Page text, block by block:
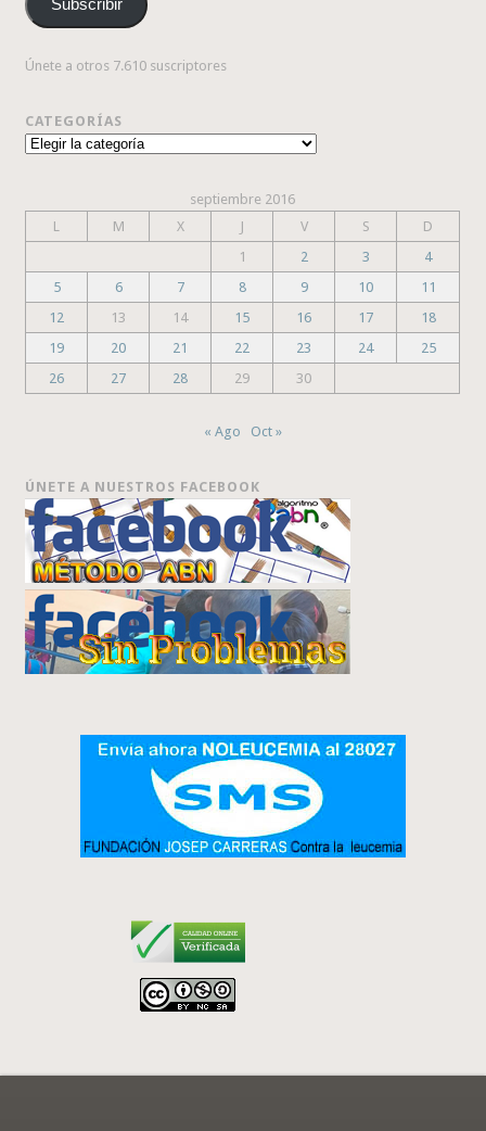
electrónico
Subscribir
Únete a otros 7.610 suscriptores
CATEGORÍAS
Categorías
septiembre 2016
L
M X J V S
D
1
2 3
4
5
6 7 8 9 10
11
12
13 14 15 16 17
18
19
20 21 22 23 24
25
26
27 28 29 30
« Ago Oct »
ÚNETE A NUESTROS FACEBOOK